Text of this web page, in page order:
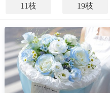
11枝 19枝